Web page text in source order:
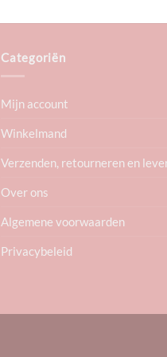
Categoriën
Mijn account
Winkelmand
Verzenden, retourneren en
Over ons
Algemene voorwaarden
Privacybeleid